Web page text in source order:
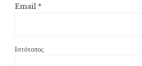
Email *
Ιστότοπος